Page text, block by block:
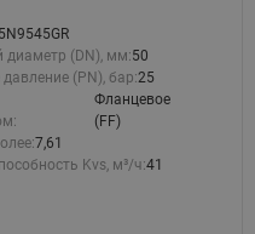
(DN), мм:50
(PN), бар:25
Фланцевое
(FF)
7,61
Kvs, м³/ч:41